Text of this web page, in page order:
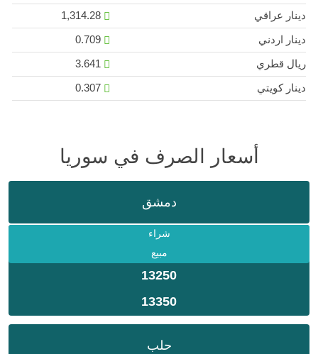
دينار عراقي
1,314.28
دينار اردني
0.709
ريال قطري
دينار كويتي
0.307
أسعار الصرف في سوريا
دمشق
شراء
مبيع
13250
13350
حلب